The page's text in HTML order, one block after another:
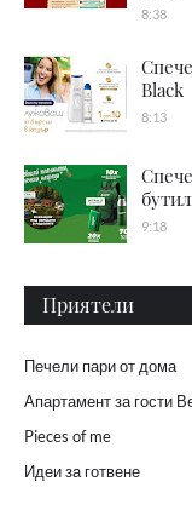
8:38
Black
8:13
9:18
Приятели
Печели пари от дома
Апартамент за гости
Pieces of me
Идеи за готвене